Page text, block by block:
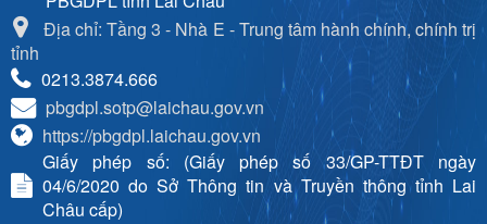
Địa chỉ: Tầng 3 - Nhà E - Trung tâm hành chính, chính trị
tỉnh
0213.3874.666
pbgdpl.sotp@laichau.gov.vn
https://pbgdpl.laichau.gov.vn
Giấy phép số: (Giấy phép số 33/GP-TTĐT ngày
04/6/2020 do Sở Thông tin và Truyền thông tỉnh Lai
Châu cấp)